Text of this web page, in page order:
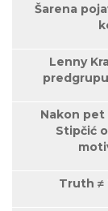
Šarena
Lenny
Nakon pet
Stipčić
Truth ≠